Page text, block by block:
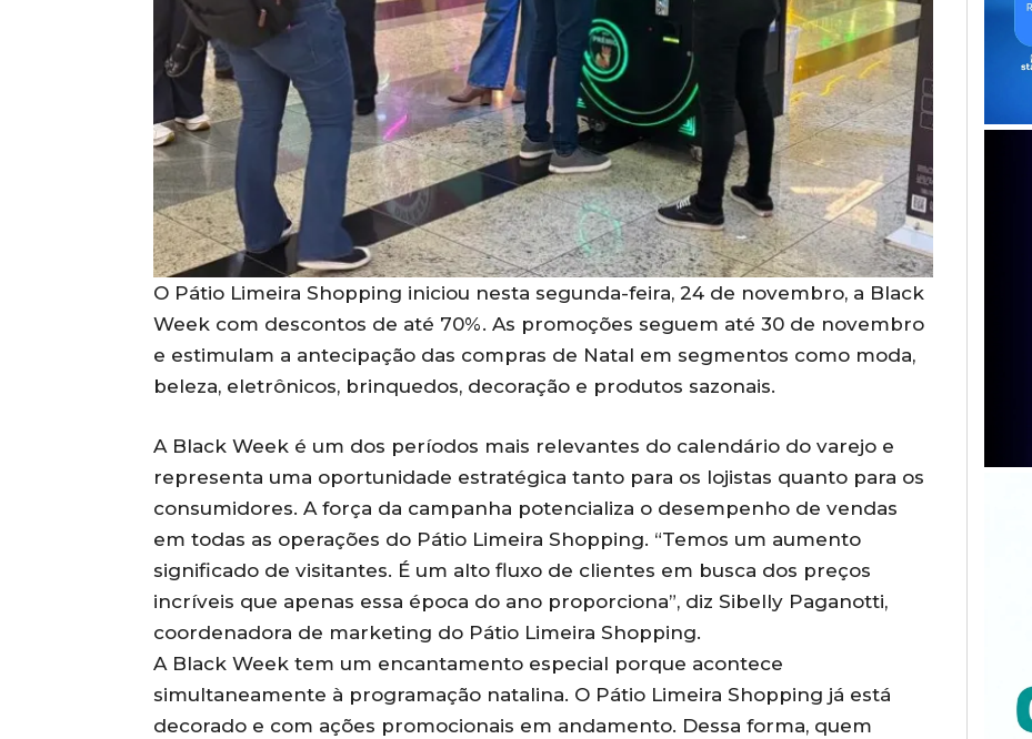
O Pátio Limeira Shopping iniciou nesta segunda-feira, 24 de novembro, a Black
Week com descontos de até 70%. As promoções seguem até 30 de novembro
e estimulam a antecipação das compras de Natal em segmentos como moda,
beleza, eletrônicos, brinquedos, decoração e produtos sazonais.
A Black Week é um dos períodos mais relevantes do calendário do varejo e
representa uma oportunidade estratégica tanto para os lojistas quanto para os
consumidores. A força da campanha potencializa o desempenho de vendas
em todas as operações do Pátio Limeira Shopping. “Temos um aumento
significado de visitantes. É um alto fluxo de clientes em busca dos preços
incríveis que apenas essa época do ano proporciona”, diz Sibelly Paganotti,
coordenadora de marketing do Pátio Limeira Shopping.
A Black Week tem um encantamento especial porque acontece
simultaneamente à programação natalina. O Pátio Limeira Shopping já está
decorado e com ações promocionais em andamento. Dessa forma, quem